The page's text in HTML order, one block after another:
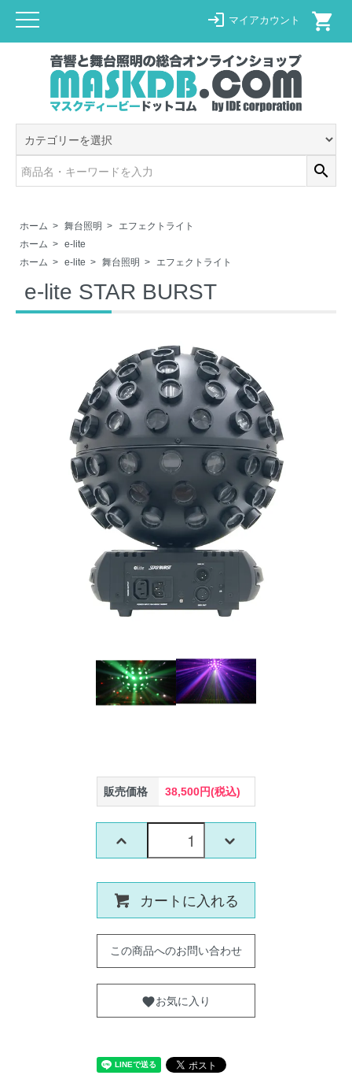
login マイアカウント shopping_cart
search
ホーム > 舞台照明 >
エフェクトライト
ホーム > e-lite
ホーム > e-lite > 舞台照明 > エフェクトライト
e-lite STAR BURST
販売価格 38,500円(税込)
カートに入れる
この商品へのお問い合わせ
favoriteお気に入り